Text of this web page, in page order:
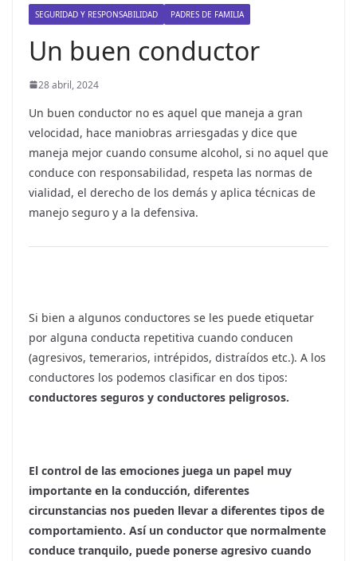
r
d
a
V
i
a
l
p
o
d
s
SEGURIDAD Y RESPONSABILIDAD PADRES DE FAMILIA
Un buen conductor
28 abril, 2024
Un buen conductor no es aquel que maneja a gran
velocidad, hace maniobras arriesgadas y dice que
maneja mejor cuando consume alcohol, si no aquel que
conduce con responsabilidad, respeta las normas de
vialidad, el derecho de los demás y aplica técnicas de
manejo seguro y a la defensiva.
Si bien a algunos conductores se les puede etiquetar
por alguna conducta repetitiva cuando conducen
(agresivos, temerarios, intrépidos, distraídos etc.). A los
conductores los podemos clasificar en dos tipos:
conductores seguros y conductores peligrosos.
El control de las emociones juega un papel muy
importante en la conducción, diferentes
circunstancias nos pueden llevar a diferentes tipos de
comportamiento. Así un conductor que normalmente
conduce tranquilo, puede ponerse agresivo cuando